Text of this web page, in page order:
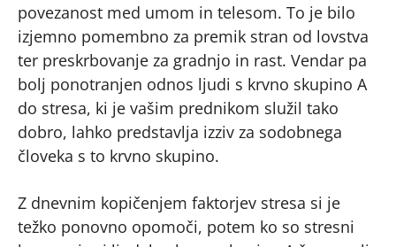
povezanost med umom in telesom. To je bilo
izjemno pomembno za premik stran od lovstva
ter preskrbovanje za gradnjo in rast. Vendar pa
bolj ponotranjen odnos ljudi s krvno skupino A
do stresa, ki je vašim prednikom služil tako
dobro, lahko predstavlja izziv za sodobnega
človeka s to krvno skupino.
Z dnevnim kopičenjem faktorjev stresa si je
težko ponovno opomoči, potem ko so stresni